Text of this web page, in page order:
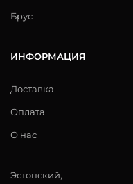
Брус
ИНФОРМАЦИЯ
Доставка
Оплата
О нас
Эстонский,